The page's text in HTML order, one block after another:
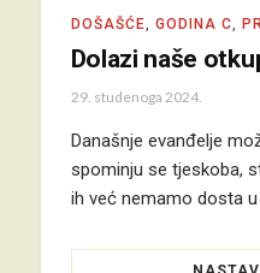
DOŠAŠĆE, GODINA C,
Dolazi naše
29. studenoga 2024.
Današnje evanđelje
spominju se tjeskoba,
ih već nemamo dosta